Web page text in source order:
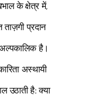
के क्षेत्र में,
प्रदान
है।
अस्थायी
उठाती है: क्या